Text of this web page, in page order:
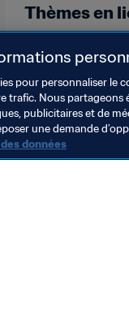
Thèmes en
Namibia CAF
pour personnaliser le
trafic. Nous
publicitaires et de
une demande
données